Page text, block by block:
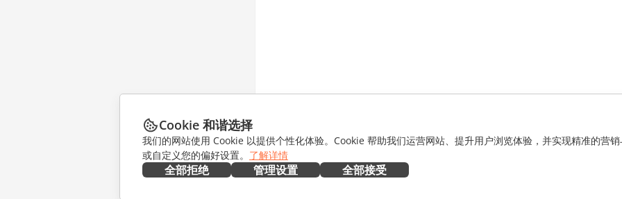
Cookie 和谐选择
我们的网站使用 Cookie 以提供个性化体验。Cookie 帮助我们运营网站、提升用户浏览体验，并实现精准的营
或自定义您的偏好设置。 了解详情
全部拒绝 管理设置 全部接受